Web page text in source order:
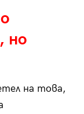
но
на това,